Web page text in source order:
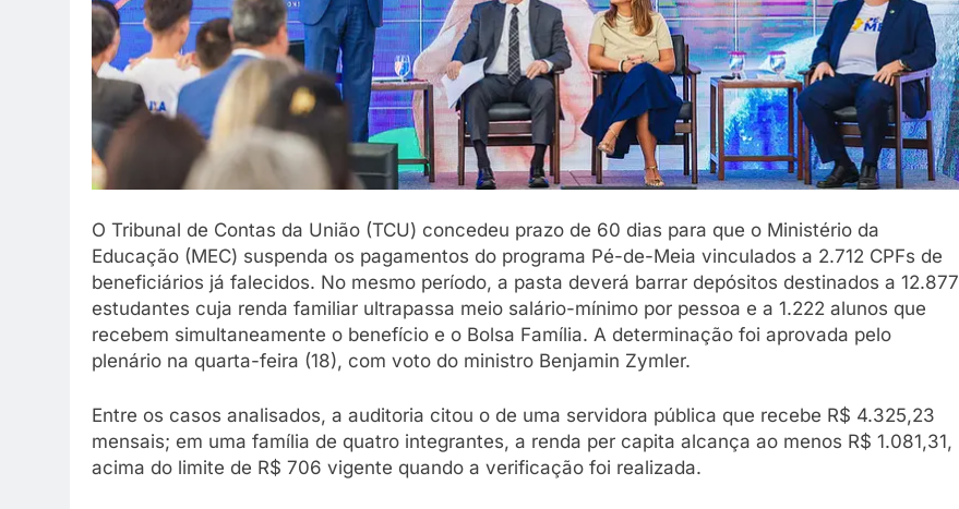
O Tribunal de Contas da União (TCU) concedeu prazo de 60 dias para que o Ministério da
Educação (MEC) suspenda os pagamentos do programa Pé-de-Meia vinculados a 2.712 CPFs de
beneficiários já falecidos. No mesmo período, a pasta deverá barrar depósitos destinados a 12.877
estudantes cuja renda familiar ultrapassa meio salário-mínimo por pessoa e a 1.222 alunos que
recebem simultaneamente o benefício e o Bolsa Família. A determinação foi aprovada pelo
plenário na quarta-feira (18), com voto do ministro Benjamin Zymler.
Entre os casos analisados, a auditoria citou o de uma servidora pública que recebe R$ 4.325,23
mensais; em uma família de quatro integrantes, a renda per capita alcança ao menos R$ 1.081,31,
acima do limite de R$ 706 vigente quando a verificação foi realizada.